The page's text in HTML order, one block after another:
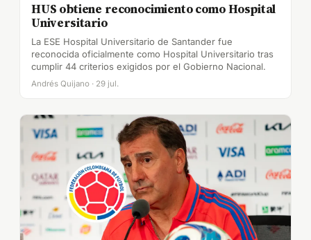
HUS obtiene reconocimiento como Hospital
Universitario
La ESE Hospital Universitario de Santander fue
reconocida oficialmente como Hospital Universitario tras
cumplir 44 criterios exigidos por el Gobierno Nacional.
Andrés Quijano · 29 jul.